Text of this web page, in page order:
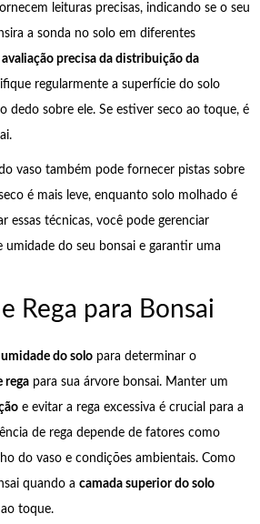
leituras precisas, indicando se o seu
a sonda no solo em diferentes
avaliação precisa da distribuição da
regularmente a superfície do solo
dedo sobre ele. Se estiver seco ao toque, é
vaso também pode fornecer pistas sobre
é mais leve, enquanto solo molhado é
essas técnicas, você pode gerenciar
umidade do seu bonsai e garantir uma
Rega para Bonsai
umidade do solopara determinar o
regapara sua árvore bonsai. Manter um
e evitar a rega excessiva é crucial para a
de rega depende de fatores como
do vaso e condições ambientais. Como
quando a camada superior do solo
toque.